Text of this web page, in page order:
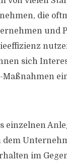
die
und
sich
einzelnen
dem
im